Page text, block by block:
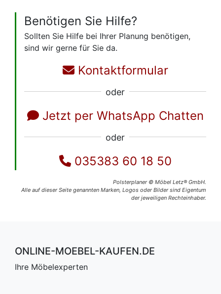
Benötigen Sie Hilfe?
Sollten Sie Hilfe bei Ihrer Planung benötigen,
sind wir gerne für Sie da.
Kontaktformular
oder
Jetzt per WhatsApp Chatten
oder
035383 60 18 50
Polsterplaner © Möbel Letz® GmbH.
Alle auf dieser Seite genannten Marken, Logos oder Bilder sind Eigentum
der jeweiligen Rechteinhaber.
ONLINE-MOEBEL-KAUFEN.DE
Ihre Möbelexperten